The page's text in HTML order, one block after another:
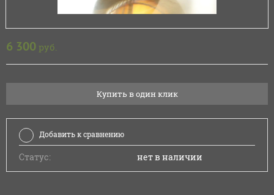
6 300 руб.
Купить в один клик
Добавить к сравнению
Статус: нет в наличии